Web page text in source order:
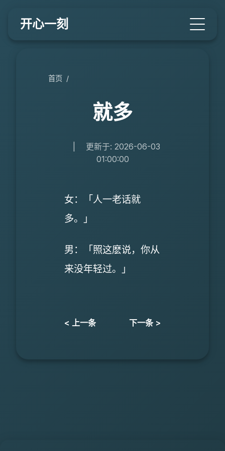
开心一刻
首页 /
就多
更新于: 2026-06-03
01:00:00
女：「人一老话就
多。」
男：「照这麽说，你从
来没年轻过。」
< 上一条 下一条 >